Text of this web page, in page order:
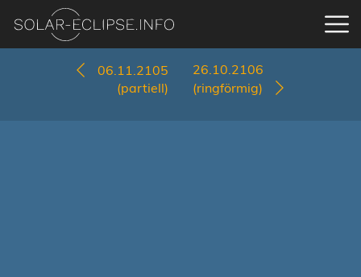
06.11.2105
(partiell)
26.10.2106
(ringförmig)